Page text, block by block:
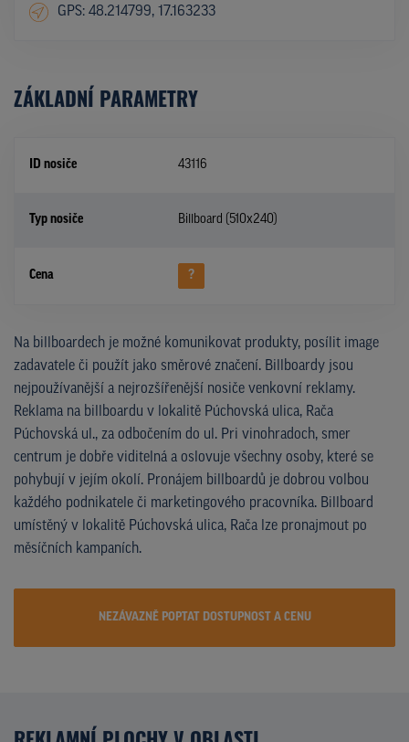
GPS: 48.214799, 17.163233
ZÁKLADNÍ PARAMETRY
ID nosiče 43116
Typ nosiče Billboard (510x240)
Cena ?
Na billboardech je možné komunikovat produkty, posílit image
zadavatele či použít jako směrové značení. Billboardy jsou
nejpoužívanější a nejrozšířenější nosiče venkovní reklamy.
Reklama na billboardu v lokalitě Púchovská ulica, Rača
Púchovská ul., za odbočením do ul. Pri vinohradoch, smer
centrum je dobře viditelná a oslovuje všechny osoby, které se
pohybují v jejím okolí. Pronájem billboardů je dobrou volbou
každého podnikatele či marketingového pracovníka. Billboard
umístěný v lokalitě Púchovská ulica, Rača lze pronajmout po
měsíčních kampaních.
NEZÁVAZNĚ POPTAT DOSTUPNOST A CENU